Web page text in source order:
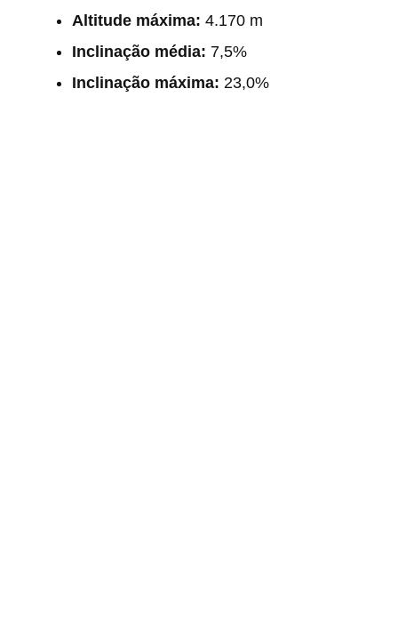
Altitude máxima: 4.170 m
Inclinação média: 7,5%
Inclinação máxima: 23,0%